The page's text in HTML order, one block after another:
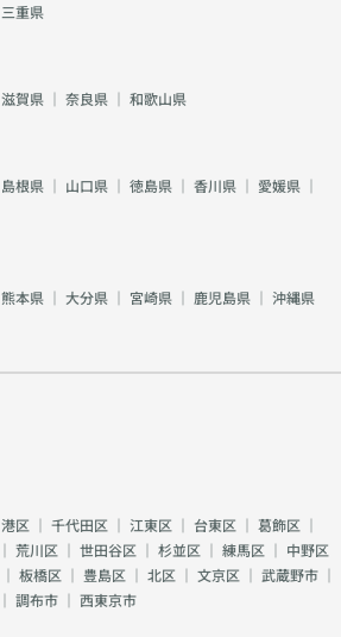
三重県
滋賀県 ｜ 奈良県 ｜ 和歌山県
島根県 ｜ 山口県 ｜ 徳島県 ｜ 香川県 ｜ 愛媛県 ｜
熊本県 ｜ 大分県 ｜ 宮崎県 ｜ 鹿児島県 ｜ 沖縄県
港区 ｜ 千代田区 ｜ 江東区 ｜ 台東区 ｜ 葛飾区 ｜
｜ 荒川区 ｜ 世田谷区 ｜ 杉並区 ｜ 練馬区 ｜ 中野区
｜ 板橋区 ｜ 豊島区 ｜ 北区 ｜ 文京区 ｜ 武蔵野市 ｜
｜ 調布市 ｜ 西東京市